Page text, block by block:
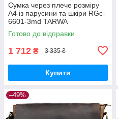
Сумка через плече розміру
А4 із парусини та шкіри RGc-
6601-3md TARWA
Готово до відправки
1 712 ₴ 3 335 ₴
Купити
–49%